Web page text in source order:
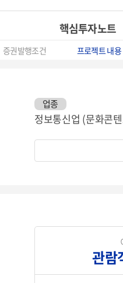
핵심투자노트
증권발행조건 프로젝트 내용
업종
정보통신업 (문화콘
관람